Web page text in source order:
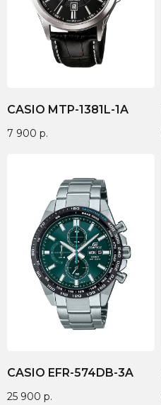
CASIO MTP-1381L-1A
7 900 р.
CASIO EFR-574DB-3A
25 900 р.